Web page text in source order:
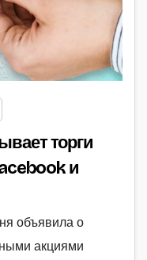
торги
и
объявила о
акциями